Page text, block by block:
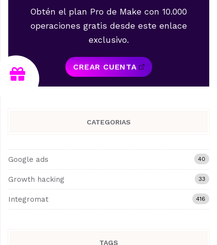
Obtén el plan Pro de Make con 10.000
operaciones gratis desde este enlace
exclusivo.
CREAR CUENTA
CATEGORIAS
Google ads 40
Growth hacking 33
Integromat 416
TAGS